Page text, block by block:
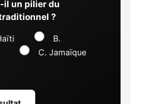
il un pilier du
?
B.
C. Jamaïque